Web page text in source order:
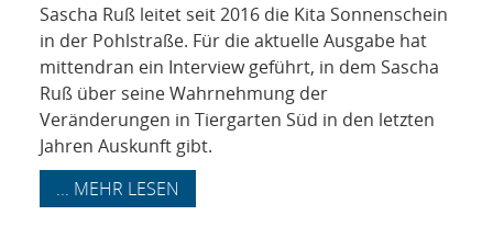
Sascha Ruß leitet seit 2016 die Kita Sonnenschein
in der Pohlstraße. Für die aktuelle Ausgabe hat
mittendran ein Interview geführt, in dem Sascha
Ruß über seine Wahrnehmung der
Veränderungen in Tiergarten Süd in den letzten
Jahren Auskunft gibt.
... MEHR LESEN